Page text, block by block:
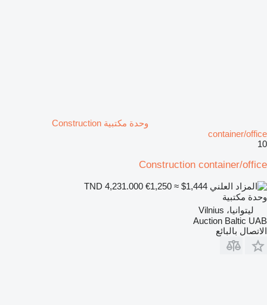
وحدة مكتبية Construction
container/office
10
Construction container/office
€1,250 ≈ $1,444
وحدة مكتبية
ليتوانيا، Vilnius
Auction Baltic UAB
الاتصال بالبائع